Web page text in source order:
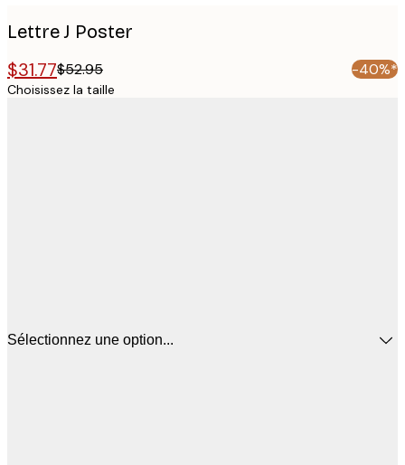
Lettre J Poster
$31.77$52.95 -40%*
Choisissez la taille
Sélectionnez une option...